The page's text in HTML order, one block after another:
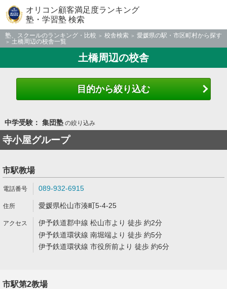
オリコン顧客満足度ランキング
塾・学習塾 検索
塾、スクールのランキング・比較 校舎検索
愛媛県の駅・市区町村から探す
土橋周辺の校舎一覧
土橋周辺の校舎
目的から絞り込む
中学受験： 集団塾の絞り込み
寺小屋グループ
市駅教場
089-932-6915
愛媛県松山市湊町5-4-25
伊予鉄道郡中線 松山市より 徒歩 約2分
伊予鉄道環状線 南堀端より 徒歩 約5分
伊予鉄道環状線 市役所前より 徒歩 約6分
市駅第2教場